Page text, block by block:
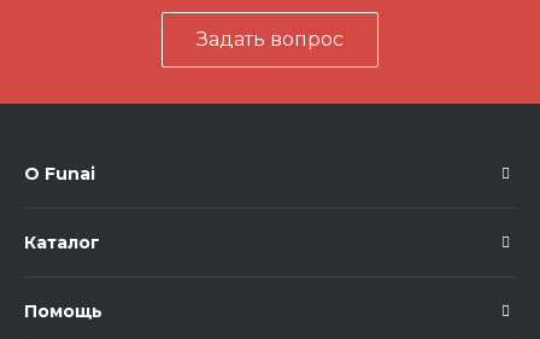
Задать вопрос
О Funai
Каталог
Помощь